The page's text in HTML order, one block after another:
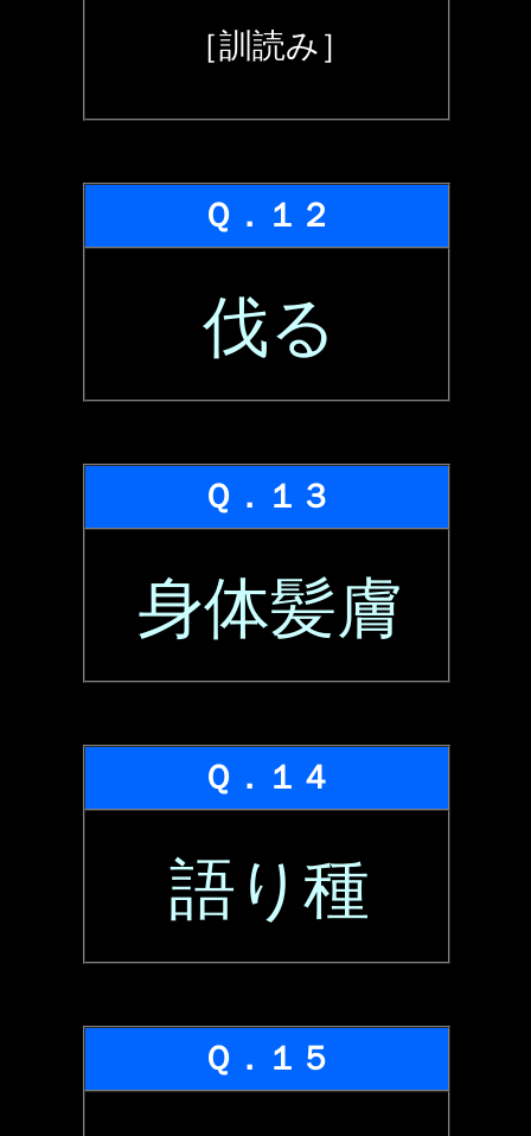
［訓読み］
Ｑ．１２
伐る
Ｑ．１３
身体髪膚
Ｑ．１４
語り種
Ｑ．１５